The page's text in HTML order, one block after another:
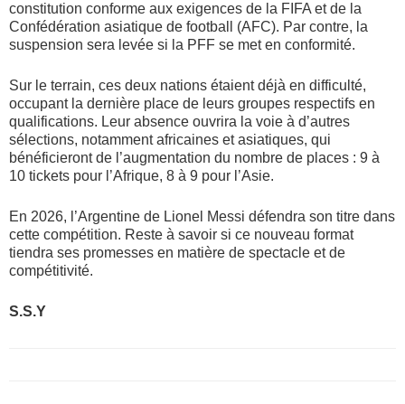
constitution conforme aux exigences de la FIFA et de la
Confédération asiatique de football (AFC). Par contre, la
suspension sera levée si la PFF se met en conformité.
Sur le terrain, ces deux nations étaient déjà en difficulté,
occupant la dernière place de leurs groupes respectifs en
qualifications. Leur absence ouvrira la voie à d’autres
sélections, notamment africaines et asiatiques, qui
bénéficieront de l’augmentation du nombre de places : 9 à
10 tickets pour l’Afrique, 8 à 9 pour l’Asie.
En 2026, l’Argentine de Lionel Messi défendra son titre dans
cette compétition. Reste à savoir si ce nouveau format
tiendra ses promesses en matière de spectacle et de
compétitivité.
S.S.Y